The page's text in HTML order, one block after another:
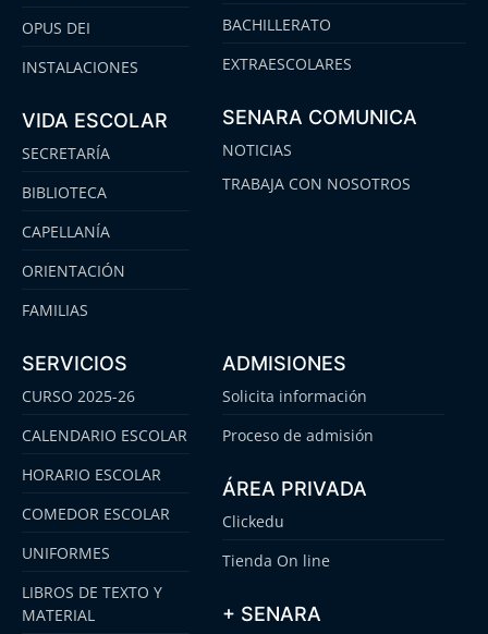
OPUS DEI
INSTALACIONES
VIDA ESCOLAR
SECRETARÍA
BIBLIOTECA
CAPELLANÍA
ORIENTACIÓN
FAMILIAS
BACHILLERATO
EXTRAESCOLARES
SENARA COMUNICA
NOTICIAS
TRABAJA CON NOSOTROS
SERVICIOS
CURSO 2025-26
CALENDARIO ESCOLAR
HORARIO ESCOLAR
COMEDOR ESCOLAR
UNIFORMES
LIBROS DE TEXTO Y
MATERIAL
ADMISIONES
Solicita información
Proceso de admisión
ÁREA PRIVADA
Clickedu
Tienda On line
+ SENARA